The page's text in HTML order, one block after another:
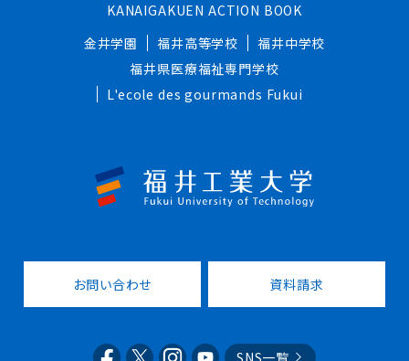
KANAIGAKUEN ACTION BOOK
金井学園
福井高等学校
福井中学校
福井県医療福祉専門学校
L'ecole des gourmands Fukui
お問い合わせ 資料請求
SNS一覧